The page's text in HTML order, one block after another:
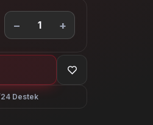
− 1 +
Destek